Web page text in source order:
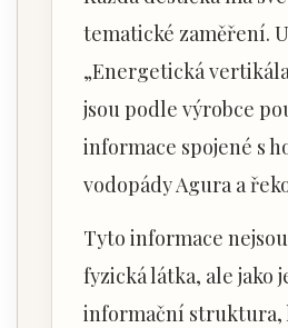
tematické zaměření.
„Energetická
jsou podle výrobce
informace spojené s
vodopády Agura a
Tyto informace
fyzická látka, ale jako
informační struktura,